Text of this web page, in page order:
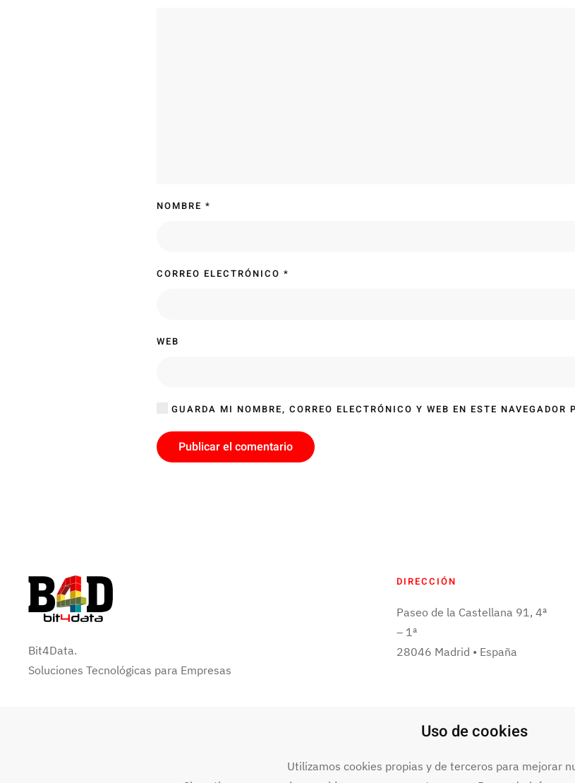
NOMBRE *
CORREO ELECTRÓNICO *
WEB
GUARDA MI NOMBRE, CORREO ELECTRÓNICO Y WEB EN ESTE
Publicar el comentario
Bit4Data.
Soluciones Tecnológicas para Empresas
DIRECCIÓN
Paseo de la Castellana 91, 4ª
– 1ª
28046 Madrid • España
Uso de cookies
Utilizamos cookies propias y de terceros para mejorar